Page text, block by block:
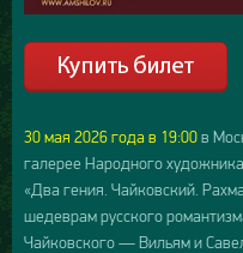
30 мая 2026 года в 19:00в
галерее Народного
«Два гения. Чайковский.
шедеврам русского
Чайковского — Вильям и